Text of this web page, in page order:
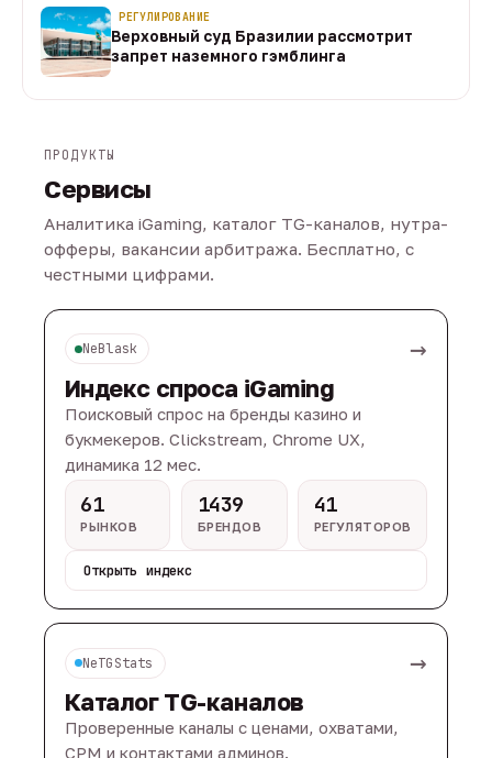
РЕГУЛИРОВАНИЕ
Верховный суд Бразилии рассмотрит
запрет наземного гэмблинга
ПРОДУКТЫ
Сервисы
Аналитика iGaming, каталог TG-каналов, нутра-
офферы, вакансии арбитража. Бесплатно, с
честными цифрами.
NeBlask →
Индекс спроса iGaming
Поисковый спрос на бренды казино и
букмекеров. Clickstream, Chrome UX,
динамика 12 мес.
61
РЫНКОВ
1439
БРЕНДОВ
41
РЕГУЛЯТОРОВ
Открыть индекс
NeTGStats →
Каталог TG-каналов
Проверенные каналы с ценами, охватами,
CPM и контактами админов.